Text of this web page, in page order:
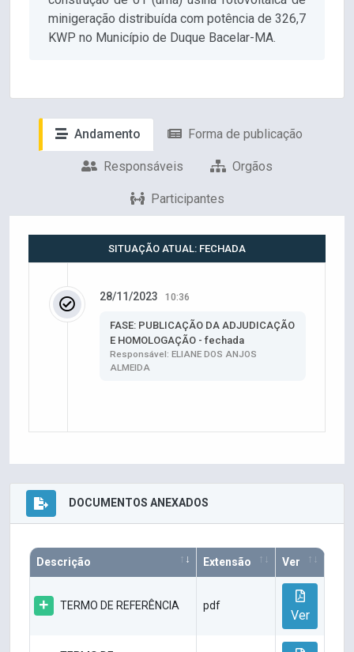
minigeração distribuída com potência de 326,7
KWP no Município de Duque Bacelar-MA.
Andamento Forma de publicação
Responsáveis Orgãos
Participantes
SITUAÇÃO ATUAL: FECHADA
28/11/2023 10:36
FASE: PUBLICAÇÃO DA ADJUDICAÇÃO
E HOMOLOGAÇÃO - fechada
Responsável: ELIANE DOS ANJOS
ALMEIDA
DOCUMENTOS ANEXADOS
Descrição Extensão Ver
TERMO DE REFERÊNCIA pdf
Ver